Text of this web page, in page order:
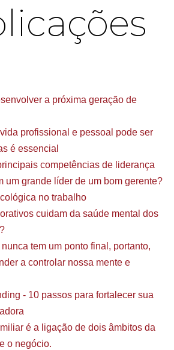
a próxima geração de
profissional e pessoal pode ser
é essencial
competências de liderança
um grande líder de um bom gerente?
no trabalho
cuidam da saúde mental dos
tem um ponto final, portanto,
a controlar nossa mente e
- 10 passos para fortalecer sua
é a ligação de dois âmbitos da
o negócio.